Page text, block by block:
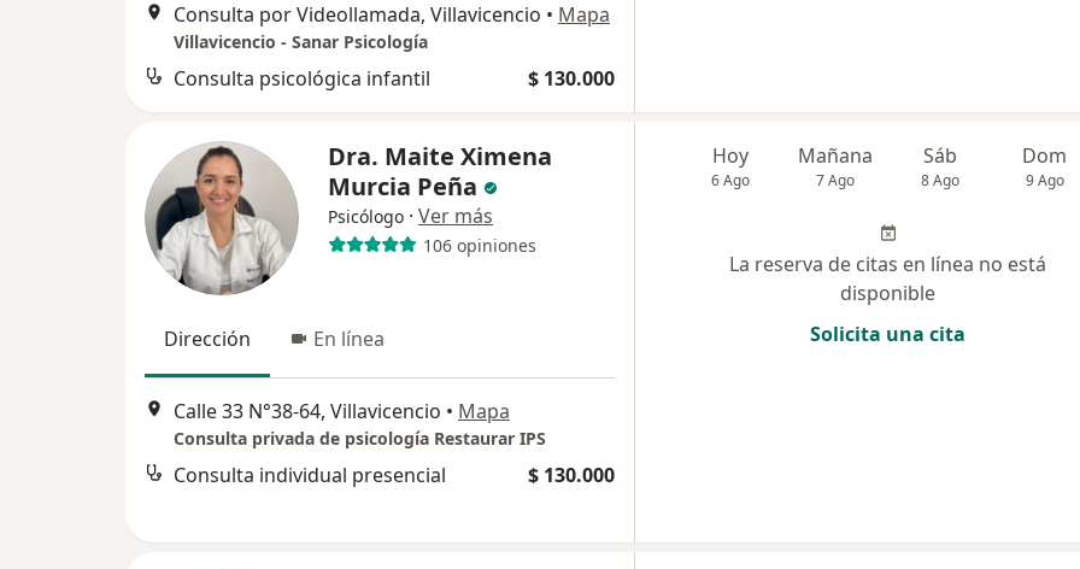
Consulta por Videollamada, Villavicencio • Mapa
Villavicencio - Sanar Psicología
Consulta psicológica infantil $ 130.000
Dra. Maite Ximena
Murcia Peña
Psicólogo · Ver más
106 opiniones
Dirección En línea
Calle 33 N°38-64, Villavicencio • Mapa
Consulta privada de psicología Restaurar IPS
Consulta individual presencial $ 130.000
Hoy
6 Ago
Mañana
7 Ago
Sáb
8 Ago
Dom
9 Ago
La reserva de citas en línea no está
disponible
Solicita una cita